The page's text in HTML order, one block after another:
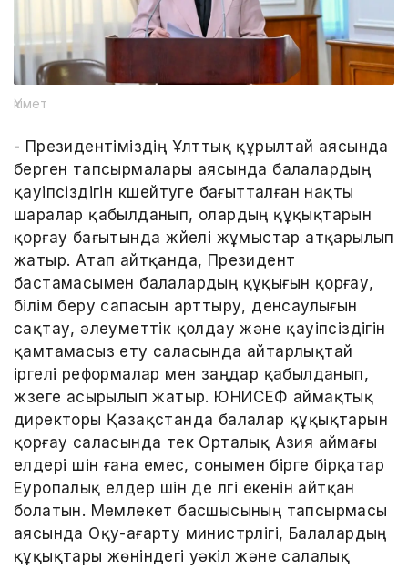
Үкімет
- Президентіміздің Ұлттық құрылтай аясында
берген тапсырмалары аясында балалардың
қауіпсіздігін күшейтуге бағытталған нақты
шаралар қабылданып, олардың құқықтарын
қорғау бағытында жүйелі жұмыстар атқарылып
жатыр. Атап айтқанда, Президент
бастамасымен балалардың құқығын қорғау,
білім беру сапасын арттыру, денсаулығын
сақтау, әлеуметтік қолдау және қауіпсіздігін
қамтамасыз ету саласында айтарлықтай
іргелі реформалар мен заңдар қабылданып,
жүзеге асырылып жатыр. ЮНИСЕФ аймақтық
директоры Қазақстанда балалар құқықтарын
қорғау саласында тек Орталық Азия аймағы
елдері үшін ғана емес, сонымен бірге бірқатар
Еуропалық елдер үшін де үлгі екенін айтқан
болатын. Мемлекет басшысының тапсырмасы
аясында Оқу-ағарту министрлігі, Балалардың
құқықтары жөніндегі уәкіл және салалық